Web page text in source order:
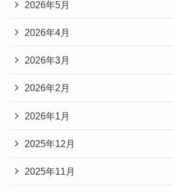
2026年5月
2026年4月
2026年3月
2026年2月
2026年1月
2025年12月
2025年11月